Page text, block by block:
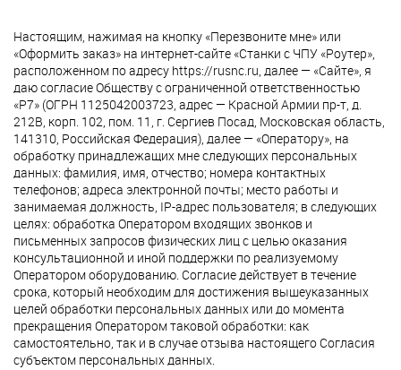
Настоящим, нажимая на кнопку «Перезвоните мне» или
«Оформить заказ» на интернет-сайте «Станки с ЧПУ «Роутер»,
расположенном по адресу https://rusnc.ru, далее — «Сайте», я
даю согласие Обществу с ограниченной ответственностью
«Р7» (ОГРН 1125042003723, адрес — Красной Армии пр-т, д.
212В, корп. 102, пом. 11, г. Сергиев Посад, Московская область,
141310, Российская Федерация), далее — «Оператору», на
обработку принадлежащих мне следующих персональных
данных: фамилия, имя, отчество; номера контактных
телефонов; адреса электронной почты; место работы и
занимаемая должность, IP-адрес пользователя; в следующих
целях: обработка Оператором входящих звонков и
письменных запросов физических лиц с целью оказания
консультационной и иной поддержки по реализуемому
Оператором оборудованию. Согласие действует в течение
срока, который необходим для достижения вышеуказанных
целей обработки персональных данных или до момента
прекращения Оператором таковой обработки: как
самостоятельно, так и в случае отзыва настоящего Согласия
субъектом персональных данных.